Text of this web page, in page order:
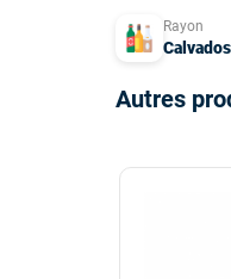
Rayon
Autres